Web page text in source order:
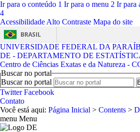
Ir para o conteúdo 1 Ir para o menu 2 Ir para
4
Acessibilidade Alto Contraste Mapa do site
BRASIL
UNIVERSIDADE FEDERAL DA
DE - DEPARTAMENTO DE
Centro de Ciências Exatas e da Natureza -
Buscar no portal
Buscar no portal
Twitter Facebook
Contato
Você está aqui: Página Inicial > Contents >
menu Menu